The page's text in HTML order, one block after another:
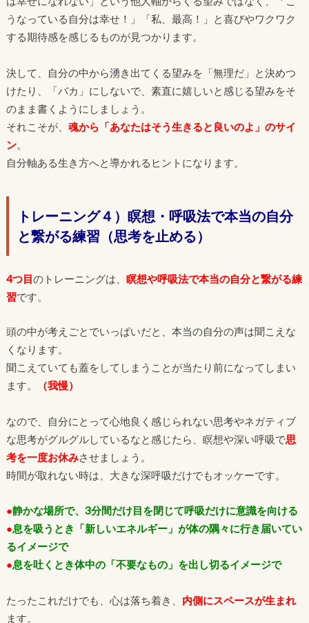
うなっている自分は幸せ！」「私、最高！」と喜びやワクワク
する期待感を感じるものが見つかります。
決して、自分の中から湧き出てくる望みを「無理だ」と決めつ
けたり、「バカ」にしないで、素直に嬉しいと感じる望みをそ
のまま書くようにしましょう。
それこそが、 魂から「あなたはそう生きると良いのよ」のサイ
ン。
自分軸ある生き方へと導かれるヒントになります。
トレーニング４）瞑想・呼吸法で本当の自分
と繋がる練習（思考を止める）
4つ目のトレーニングは、 瞑想や呼吸法で本当の自分と繋がる練
習です。
頭の中が考えごとでいっぱいだと、本当の自分の声は聞こえな
くなります。
聞こえていても蓋をしてしまうことが当たり前になってしまい
ます。
（我慢）
なので、自分にとって心地良く感じられない思考やネガティブ
な思考がグルグルしているなと感じたら、瞑想や深い呼吸で思
考を一度お休みさせましょう。
時間が取れない時は、大きな深呼吸だけでもオッケーです。
●静かな場所で、3分間だけ目を閉じて呼吸だけに意識を向ける
●息を吸うとき「新しいエネルギー」が体の隅々に行き届いてい
るイメージで
●息を吐くとき体中の「不要なもの」を出し切るイメージで
たったこれだけでも、心は落ち着き、 内側にスペースが生まれ
ます。